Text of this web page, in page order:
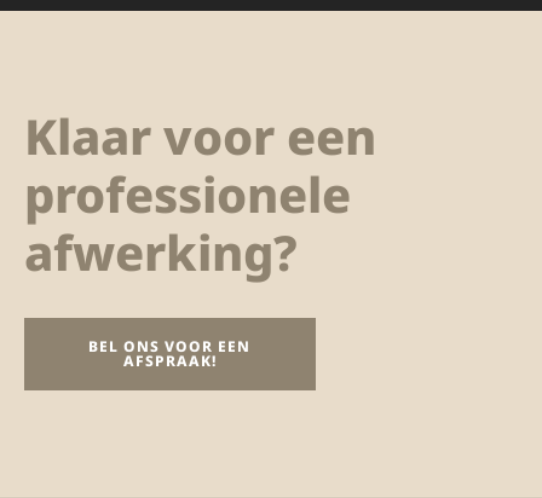
Klaar voor een
professionele
afwerking?
BEL ONS VOOR EEN
AFSPRAAK!